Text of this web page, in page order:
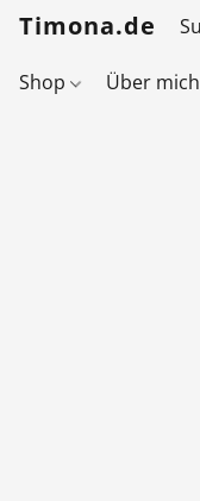
Timona.de
Shop Über mich